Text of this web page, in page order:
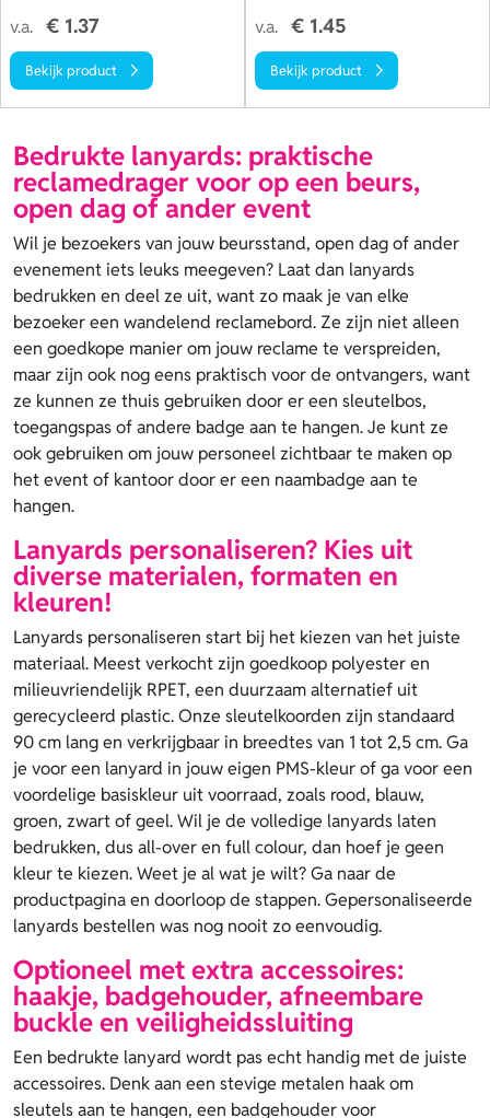
v.a. € 1.37
Bekijk product
v.a. € 1.45
Bekijk product
Bedrukte lanyards: praktische
reclamedrager voor op een beurs,
open dag of ander event
Wil je bezoekers van jouw beursstand, open dag of ander
evenement iets leuks meegeven? Laat dan lanyards
bedrukken en deel ze uit, want zo maak je van elke
bezoeker een wandelend reclamebord. Ze zijn niet alleen
een goedkope manier om jouw reclame te verspreiden,
maar zijn ook nog eens praktisch voor de ontvangers, want
ze kunnen ze thuis gebruiken door er een sleutelbos,
toegangspas of andere badge aan te hangen. Je kunt ze
ook gebruiken om jouw personeel zichtbaar te maken op
het event of kantoor door er een naambadge aan te
hangen.
Lanyards personaliseren? Kies uit
diverse materialen, formaten en
kleuren!
Lanyards personaliseren start bij het kiezen van het juiste
materiaal. Meest verkocht zijn goedkoop polyester en
milieuvriendelijk RPET, een duurzaam alternatief uit
gerecycleerd plastic. Onze sleutelkoorden zijn standaard
90 cm lang en verkrijgbaar in breedtes van 1 tot 2,5 cm. Ga
je voor een lanyard in jouw eigen PMS-kleur of ga voor een
voordelige basiskleur uit voorraad, zoals rood, blauw,
groen, zwart of geel. Wil je de volledige lanyards laten
bedrukken, dus all-over en full colour, dan hoef je geen
kleur te kiezen. Weet je al wat je wilt? Ga naar de
productpagina en doorloop de stappen. Gepersonaliseerde
lanyards bestellen was nog nooit zo eenvoudig.
Optioneel met extra accessoires:
haakje, badgehouder, afneembare
buckle en veiligheidssluiting
Een bedrukte lanyard wordt pas echt handig met de juiste
accessoires. Denk aan een stevige metalen haak om
sleutels aan te hangen, een badgehouder voor